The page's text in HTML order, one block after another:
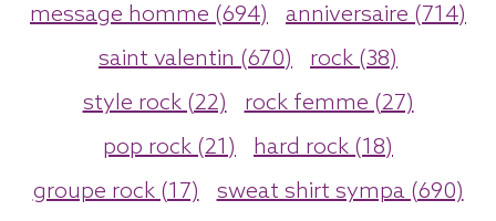
message homme (694)
anniversaire (714)
saint valentin (670)
rock (38)
style rock (22)
rock femme (27)
pop rock (21)
hard rock (18)
groupe rock (17)
sweat shirt sympa (690)